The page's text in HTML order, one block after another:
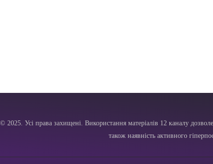
2025. Усі права захищені. Використання матеріалів 12 каналу
також наявність активного